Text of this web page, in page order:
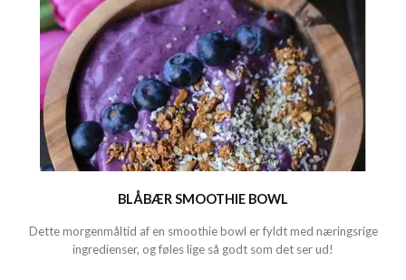
BLÅBÆR SMOOTHIE BOWL
Dette morgenmåltid af en smoothie bowl er fyldt med næringsrige
ingredienser, og føles lige så godt som det ser ud!